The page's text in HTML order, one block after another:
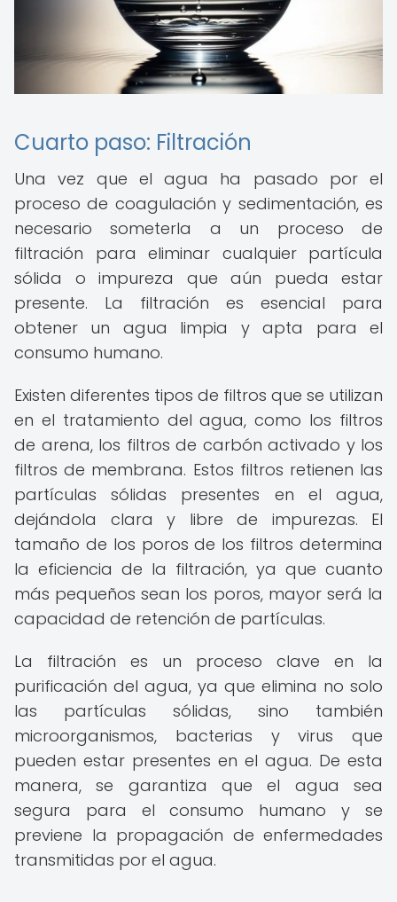
Cuarto paso: Filtración
Una vez que el agua ha pasado por el
proceso de coagulación y sedimentación, es
necesario someterla a un proceso de
filtración para eliminar cualquier partícula
sólida o impureza que aún pueda estar
presente. La filtración es esencial para
obtener un agua limpia y apta para el
consumo humano.
Existen diferentes tipos de filtros que se utilizan
en el tratamiento del agua, como los filtros
de arena, los filtros de carbón activado y los
filtros de membrana. Estos filtros retienen las
partículas sólidas presentes en el agua,
dejándola clara y libre de impurezas. El
tamaño de los poros de los filtros determina
la eficiencia de la filtración, ya que cuanto
más pequeños sean los poros, mayor será la
capacidad de retención de partículas.
La filtración es un proceso clave en la
purificación del agua, ya que elimina no solo
las partículas sólidas, sino también
microorganismos, bacterias y virus que
pueden estar presentes en el agua. De esta
manera, se garantiza que el agua sea
segura para el consumo humano y se
previene la propagación de enfermedades
transmitidas por el agua.